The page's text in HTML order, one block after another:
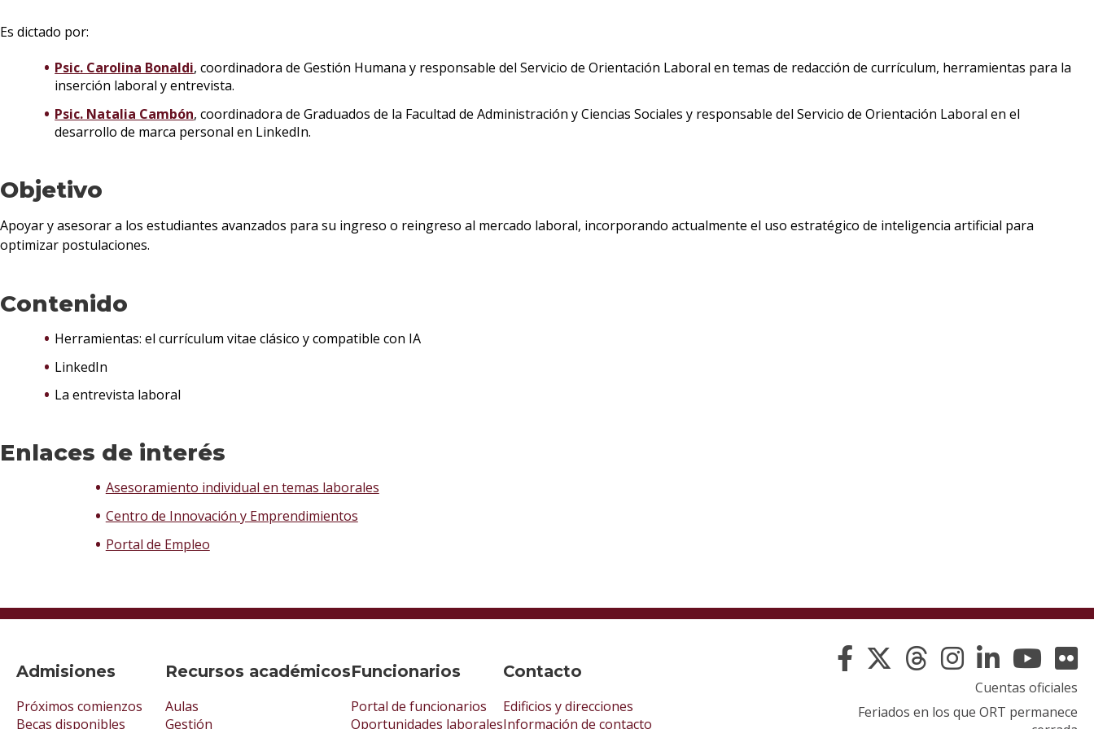
Es dictado por:
Psic. Carolina Bonaldi, coordinadora de Gestión Humana y responsable del Servicio de Orientación Laboral en temas de redacción de currículum, herramientas para la
inserción laboral y entrevista.
Psic. Natalia Cambón, coordinadora de Graduados de la Facultad de Administración y Ciencias Sociales y responsable del Servicio de Orientación Laboral en el
desarrollo de marca personal en LinkedIn.
Objetivo
Apoyar y asesorar a los estudiantes avanzados para su ingreso o reingreso al mercado laboral, incorporando actualmente el uso estratégico de inteligencia artificial para
optimizar postulaciones.
Contenido
Herramientas: el currículum vitae clásico y compatible con IA
LinkedIn
La entrevista laboral
Enlaces de interés
Asesoramiento individual en temas laborales
Centro de Innovación y Emprendimientos
Portal de Empleo
Admisiones
Próximos comienzos
Becas disponibles
Recursos académicos
Aulas
Gestión
Funcionarios
Portal de funcionarios
Oportunidades laborales
Contacto
Edificios y direcciones
Información de contacto
Cuentas oficiales
Feriados en los que ORT permanece